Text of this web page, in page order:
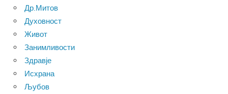
Др.Митов
Духовност
Живот
Занимливости
Здравје
Исхрана
Љубов